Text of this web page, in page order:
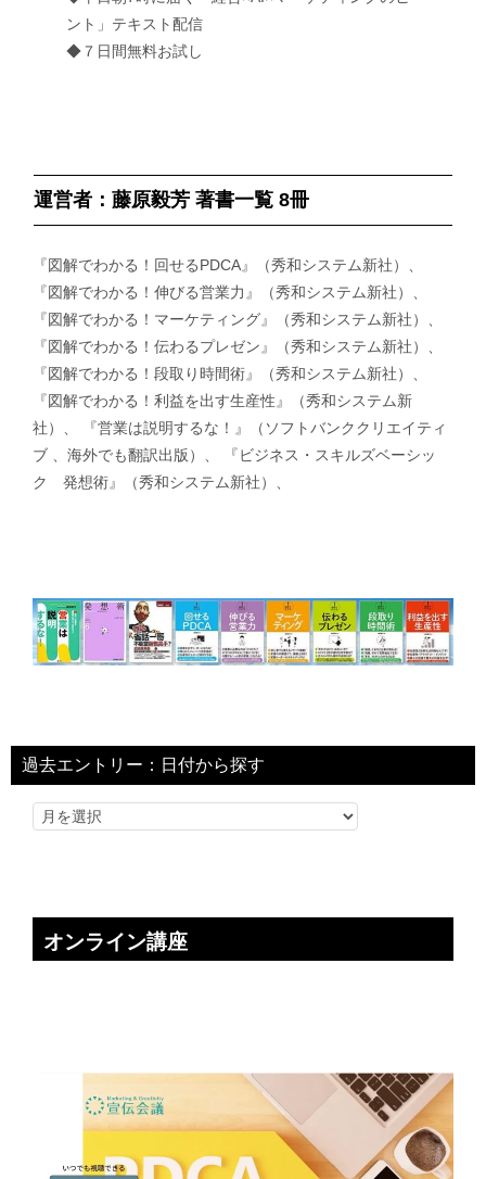
ント」テキスト配信
◆７日間無料お試し
運営者：藤原毅芳 著書一覧 8冊
『図解でわかる！回せるPDCA』（秀和システム新社）、
『図解でわかる！伸びる営業力』（秀和システム新社）、
『図解でわかる！マーケティング』（秀和システム新社）、
『図解でわかる！伝わるプレゼン』（秀和システム新社）、
『図解でわかる！段取り時間術』（秀和システム新社）、
『図解でわかる！利益を出す生産性』（秀和システム新
社）、 『営業は説明するな！』（ソフトバンククリエイティ
ブ 、海外でも翻訳出版）、 『ビジネス・スキルズベーシッ
ク 発想術』（秀和システム新社）、
過去エントリー：日付から探す
オンライン講座